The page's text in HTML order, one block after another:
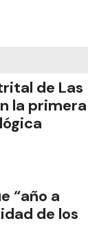
de Las
la primera
“año a
de los